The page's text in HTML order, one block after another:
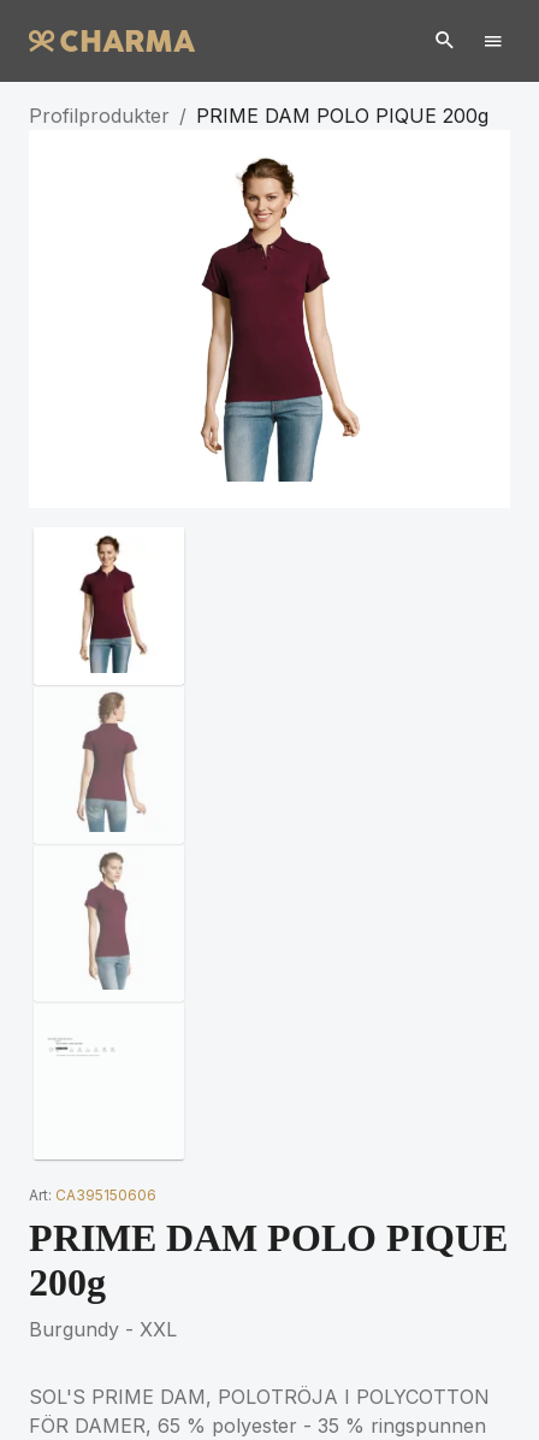
Profilprodukter / PRIME DAM POLO PIQUE 200g
Art: CA395150606
PRIME DAM POLO PIQUE
200g
Burgundy - XXL
SOL'S PRIME DAM, POLOTRÖJA I POLYCOTTON
FÖR DAMER, 65 % polyester - 35 % ringspunnen